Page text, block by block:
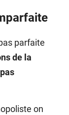
parfaite
de la
on